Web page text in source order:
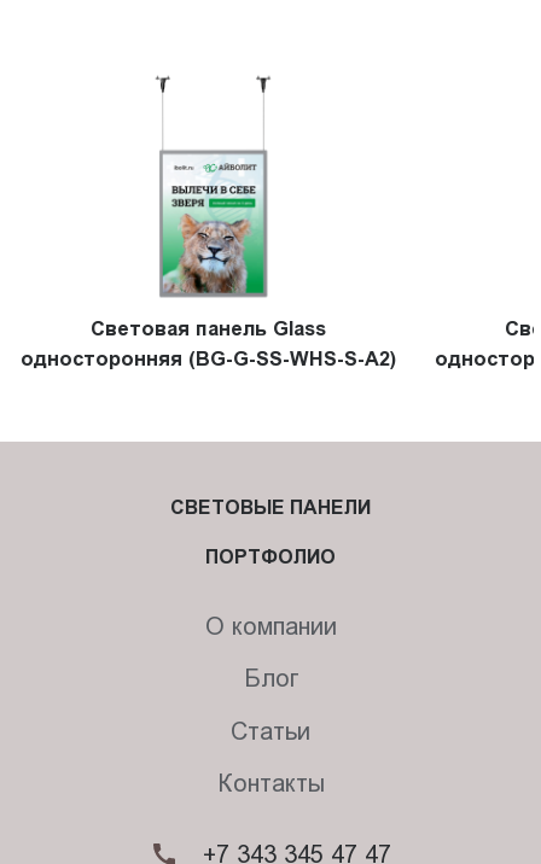
Световая панель Glass
односторонняя (BG-G-SS-WHS-S-A2)
СВЕТОВЫЕ ПАНЕЛИ
ПОРТФОЛИО
О компании
Блог
Статьи
Контакты
+7 343 345 47 47